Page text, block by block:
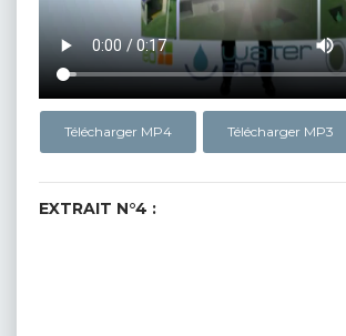
Télécharger MP4 Télécharger MP3
EXTRAIT N°4 :